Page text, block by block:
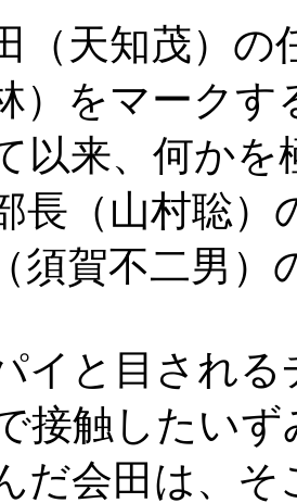
（天知茂）の
）をマーク
以来、何か
長（山村聡
須賀不二男）
イと目され
接触したい
だ会田は、